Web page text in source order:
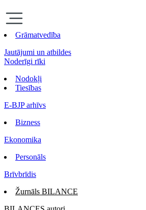
Grāmatvedība
Jautājumi un atbildes
Noderīgi rīki
Nodokļi
Tiesības
E-BJP arhīvs
Bizness
Ekonomika
Personāls
Brīvbrīdis
Žurnāls BILANCE